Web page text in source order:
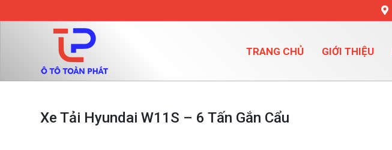
TRANG CHỦ GIỚI THIỆU
Xe Tải Hyundai W11S – 6 Tấn Gắn Cẩu